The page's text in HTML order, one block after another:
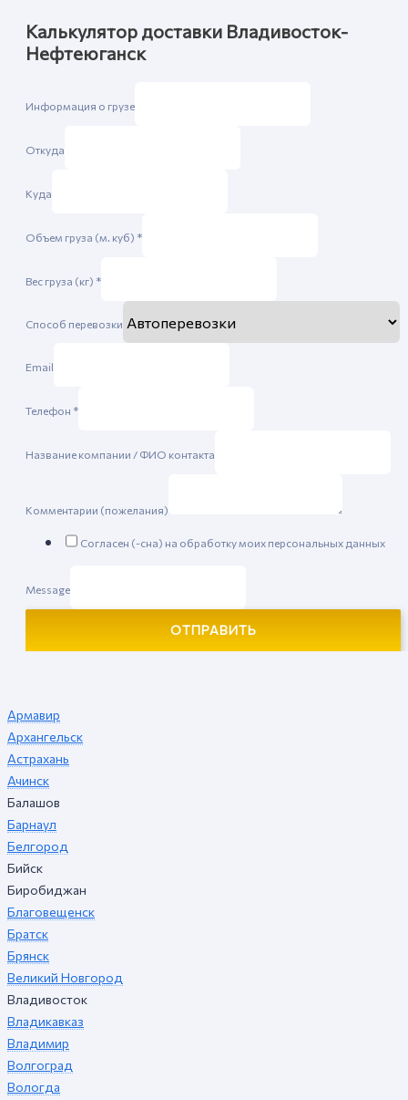
Армавир
Архангельск
Астрахань
Ачинск
Балашов
Барнаул
Белгород
Бийск
Биробиджан
Благовещенск
Братск
Брянск
Великий Новгород
Владивосток
Владикавказ
Владимир
Волгоград
Вологда
Калькулятор доставки Владивосток-
Нефтеюганск
Информация о грузе
Откуда
Куда
Объем груза (м. куб) *
Вес груза (кг) *
Способ перевозки
Email
Телефон *
Название компании / ФИО контакта
Комментарии (пожелания)
Согласен (-сна) на обработку моих персональных данных
Message
ОТПРАВИТЬ